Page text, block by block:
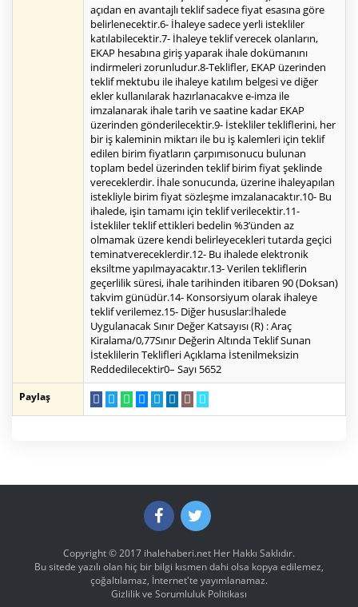
açıdan en avantajlı teklif sadece fiyat esasına göre
belirlenecektir.6- İhaleye sadece yerli istekliler
katılabilecektir.7- İhaleye teklif verecek olanların,
EKAP hesabına giriş yaparak ihale dokümanını
indirmeleri zorunludur.8-Teklifler, EKAP üzerinden
teklif mektubu ile ihaleye katılım belgesi ve diğer
ekler kullanılarak hazırlanacakve e-imza ile
imzalanarak ihale tarih ve saatine kadar EKAP
üzerinden gönderilecektir.9- İstekliler tekliflerini, her
bir iş kaleminin miktarı ile bu iş kalemleri için teklif
edilen birim fiyatların çarpımısonucu bulunan
toplam bedel üzerinden teklif birim fiyat şeklinde
vereceklerdir. İhale sonucunda, üzerine ihaleyapılan
istekliyle birim fiyat sözleşme imzalanacaktır.10- Bu
ihalede, işin tamamı için teklif verilecektir.11-
İstekliler teklif ettikleri bedelin %3’ünden az
olmamak üzere kendi belirleyecekleri tutarda geçici
teminatvereceklerdir.12- Bu ihalede elektronik
eksiltme yapılmayacaktır.13- Verilen tekliflerin
geçerlilik süresi, ihale tarihinden itibaren 90 (Doksan)
takvim günüdür.14- Konsorsiyum olarak ihaleye
teklif verilemez.15- Diğer hususlar:İhalede
Uygulanacak Sınır Değer Katsayısı (R) : Araç
Kiralama/0,77Sınır Değerin Altında Teklif Sunan
İsteklilerin Teklifleri Açıklama İstenilmeksizin
Reddedilecektir0– Sayı 5652
Paylaş
Copyright © 2017 ihalehaberi.net Her Hakkı Saklıdır.
Bu sitede yazılı olan hiç bir bilgi kısmen dahi olsa kopya edilemez,
çoğaltılamaz, İnternet'te yayımlanamaz.
Gizlilik ve Sorumluluk Politikası